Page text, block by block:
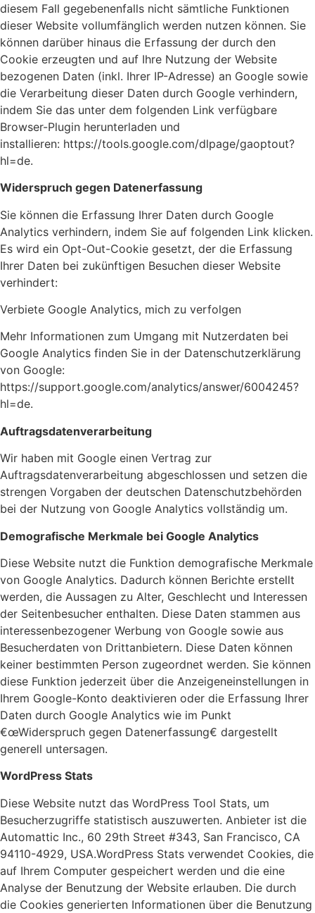
diesem Fall gegebenenfalls nicht sämtliche Funktionen
dieser Website vollumfänglich werden nutzen können. Sie
können darüber hinaus die Erfassung der durch den
Cookie erzeugten und auf Ihre Nutzung der Website
bezogenen Daten (inkl. Ihrer IP-Adresse) an Google sowie
die Verarbeitung dieser Daten durch Google verhindern,
indem Sie das unter dem folgenden Link verfügbare
Browser-Plugin herunterladen und
installieren: https://tools.google.com/dlpage/gaoptout?
hl=de.
Widerspruch gegen Datenerfassung
Sie können die Erfassung Ihrer Daten durch Google
Analytics verhindern, indem Sie auf folgenden Link klicken.
Es wird ein Opt-Out-Cookie gesetzt, der die Erfassung
Ihrer Daten bei zukünftigen Besuchen dieser Website
verhindert:
Verbiete Google Analytics, mich zu verfolgen
Mehr Informationen zum Umgang mit Nutzerdaten bei
Google Analytics finden Sie in der Datenschutzerklärung
von Google:
https://support.google.com/analytics/answer/6004245?
hl=de.
Auftragsdatenverarbeitung
Wir haben mit Google einen Vertrag zur
Auftragsdatenverarbeitung abgeschlossen und setzen die
strengen Vorgaben der deutschen Datenschutzbehörden
bei der Nutzung von Google Analytics vollständig um.
Demografische Merkmale bei Google Analytics
Diese Website nutzt die Funktion demografische Merkmale
von Google Analytics. Dadurch können Berichte erstellt
werden, die Aussagen zu Alter, Geschlecht und Interessen
der Seitenbesucher enthalten. Diese Daten stammen aus
interessenbezogener Werbung von Google sowie aus
Besucherdaten von Drittanbietern. Diese Daten können
keiner bestimmten Person zugeordnet werden. Sie können
diese Funktion jederzeit über die Anzeigeneinstellungen in
Ihrem Google-Konto deaktivieren oder die Erfassung Ihrer
Daten durch Google Analytics wie im Punkt
€œWiderspruch gegen Datenerfassung€ dargestellt
generell untersagen.
WordPress Stats
Diese Website nutzt das WordPress Tool Stats, um
Besucherzugriffe statistisch auszuwerten. Anbieter ist die
Automattic Inc., 60 29th Street #343, San Francisco, CA
94110-4929, USA.WordPress Stats verwendet Cookies, die
auf Ihrem Computer gespeichert werden und die eine
Analyse der Benutzung der Website erlauben. Die durch
die Cookies generierten Informationen über die Benutzung